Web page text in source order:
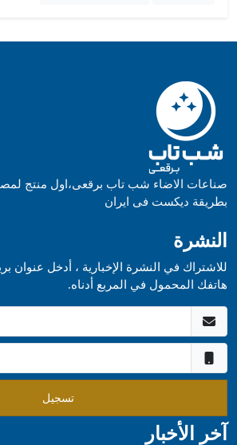
صناعات الاضاء شب تاب برقعی،اول منتج
بطريقة ديکست فی ايران
النشرة
للاشتراك في النشرة الإخبارية ، أدخل عنوان
هاتفك المحمول في المربع أدناه.
تسجيل
آخر الأخبار